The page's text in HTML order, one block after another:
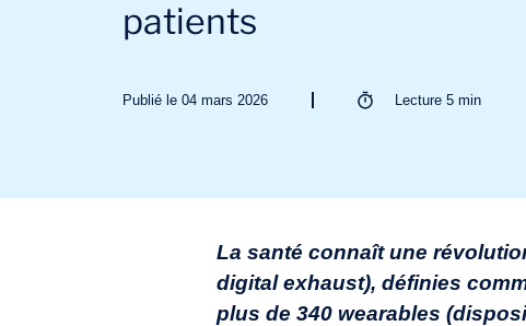
patients
Publié le 04 mars 2026 Lecture 5 min
La santé connaît une
digital exhaust), définies
plus de 340 wearables